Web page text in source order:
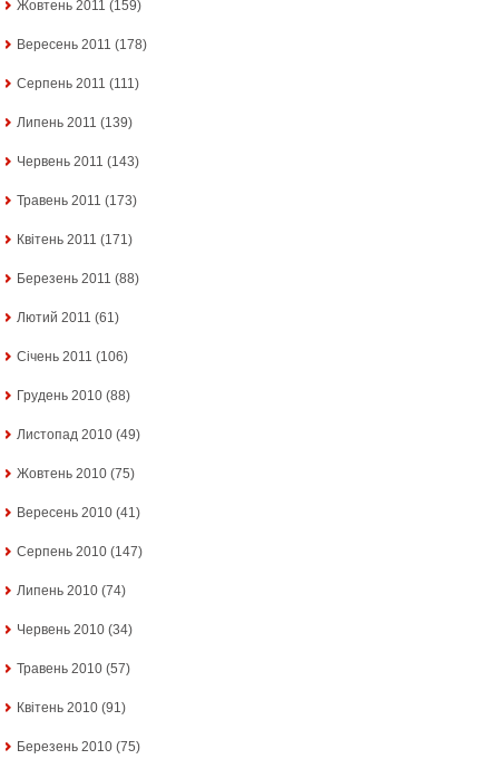
Жовтень 2011 (159)
Вересень 2011 (178)
Серпень 2011 (111)
Липень 2011 (139)
Червень 2011 (143)
Травень 2011 (173)
Квітень 2011 (171)
Березень 2011 (88)
Лютий 2011 (61)
Січень 2011 (106)
Грудень 2010 (88)
Листопад 2010 (49)
Жовтень 2010 (75)
Вересень 2010 (41)
Серпень 2010 (147)
Липень 2010 (74)
Червень 2010 (34)
Травень 2010 (57)
Квітень 2010 (91)
Березень 2010 (75)